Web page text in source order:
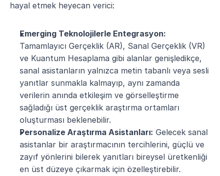
hayal etmek heyecan verici:
Emerging Teknolojilerle Entegrasyon:
Tamamlayıcı Gerçeklik (AR), Sanal Gerçeklik (VR)
ve Kuantum Hesaplama gibi alanlar genişledikçe,
sanal asistanların yalnızca metin tabanlı veya sesli
yanıtlar sunmakla kalmayıp, aynı zamanda
verilerin anında etkileşim ve görselleştirme
sağladığı üst gerçeklik araştırma ortamları
oluşturması beklenebilir.
Personalize Araştırma Asistanları: Gelecek sanal
asistanlar bir araştırmacının tercihlerini, güçlü ve
zayıf yönlerini bilerek yanıtları bireysel üretkenliği
en üst düzeye çıkarmak için özelleştirebilir.